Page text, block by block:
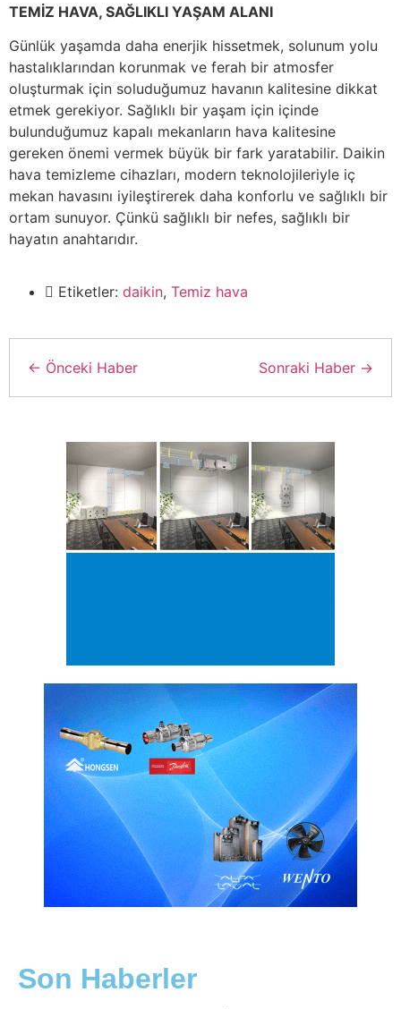
TEMİZ HAVA, SAĞLIKLI YAŞAM ALANI
Günlük yaşamda daha enerjik hissetmek, solunum yolu
hastalıklarından korunmak ve ferah bir atmosfer
oluşturmak için soluduğumuz havanın kalitesine dikkat
etmek gerekiyor. Sağlıklı bir yaşam için içinde
bulunduğumuz kapalı mekanların hava kalitesine
gereken önemi vermek büyük bir fark yaratabilir. Daikin
hava temizleme cihazları, modern teknolojileriyle iç
mekan havasını iyileştirerek daha konforlu ve sağlıklı bir
ortam sunuyor. Çünkü sağlıklı bir nefes, sağlıklı bir
hayatın anahtarıdır.
Etiketler: daikin, Temiz hava
← Önceki Haber Sonraki Haber →
Son Haberler